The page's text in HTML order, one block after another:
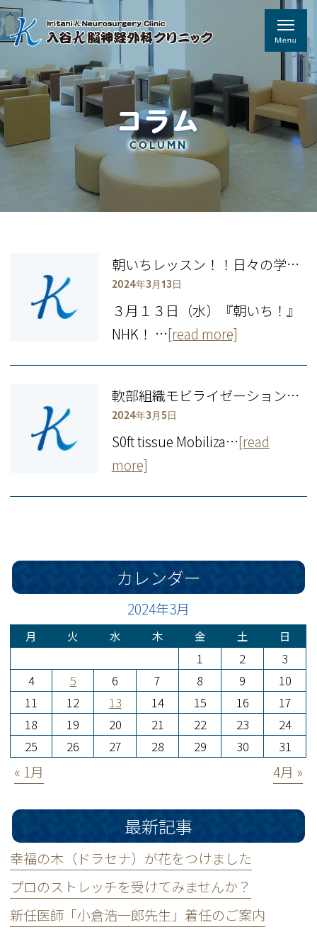
コラム
COLUMN
朝いちレッスン！！日々の学びを大切に！！
2024年3月13日
３月１３日（水）『朝いち！』
NHK！ …[read more]
軟部組織モビライゼーションって何？
2024年3月5日
S0ft tissue Mobiliza…[read
more]
カレンダー
2024年3月
月 火 水 木 金 土 日
1 2
3
4
5 6 7 8 9
10
11
12 13 14 15 16
17
18
19 20 21 22 23
24
25
26 27 28 29 30 31
« 1月 4月 »
最新記事
幸福の木（ドラセナ）が花をつけました
プロのストレッチを受けてみませんか？
新任医師「小倉浩一郎先生」着任のご案内